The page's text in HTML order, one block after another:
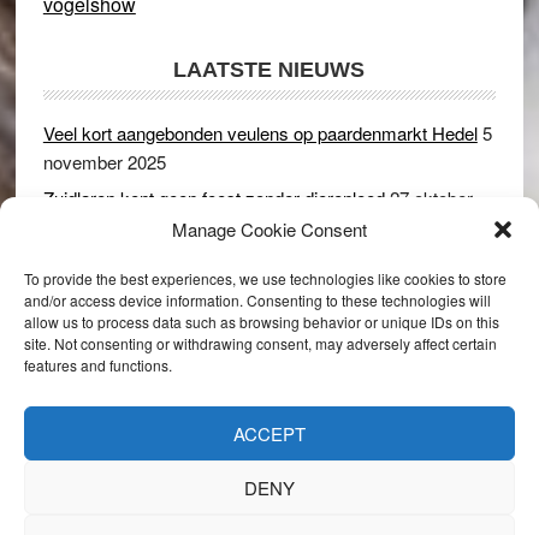
Manage Cookie Consent
To provide the best experiences, we use technologies like cookies to store
and/or access device information. Consenting to these technologies will
allow us to process data such as browsing behavior or unique IDs on this
site. Not consenting or withdrawing consent, may adversely affect certain
features and functions.
ACCEPT
DENY
LAATSTE NIEUWS
Veel kort aangebonden veulens op paardenmarkt Hedel5
november 2025
Zuidlaren kent geen feest zonder dierenleed27 oktober
Rijswijk (Gld) 2 december 2024
Dikbillen sieren de troon op schaamteloos Leste Merte in
Druten 8 november 2024